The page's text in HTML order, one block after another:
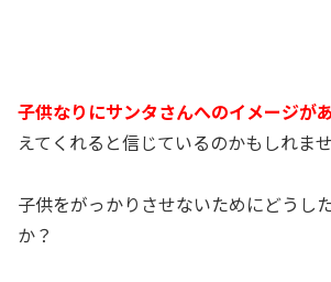
子供なりにサンタさんへのイメージが
えてくれると信じているのかもしれませ
子供をがっかりさせないためにどうし
か？